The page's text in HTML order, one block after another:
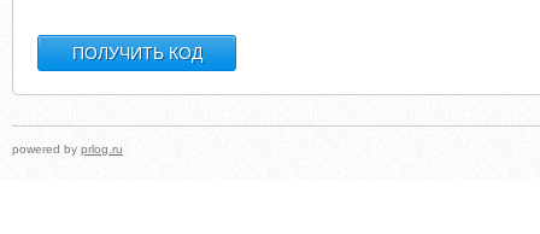
powered by prlog.ru